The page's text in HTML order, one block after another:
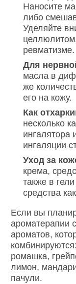
Наносите
либо
Уделяйте
ревматизме.
Для
масла в
же
его на кожу.
Как
несколько
ингалятора
ингаляции
Уход за
крема,
также в
средства
Если вы
ароматерапии
ароматов,
ромашка,
лимон,
пачули.